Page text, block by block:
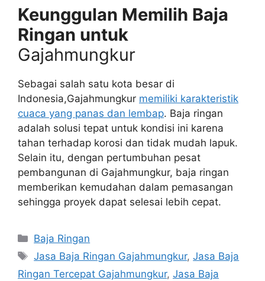
Keunggulan Memilih Baja
Ringan untuk
Gajahmungkur
Sebagai salah satu kota besar di
Indonesia,Gajahmungkur memiliki karakteristik
cuaca yang panas dan lembap. Baja ringan
adalah solusi tepat untuk kondisi ini karena
tahan terhadap korosi dan tidak mudah lapuk.
Selain itu, dengan pertumbuhan pesat
pembangunan di Gajahmungkur, baja ringan
memberikan kemudahan dalam pemasangan
sehingga proyek dapat selesai lebih cepat.
Categories
Baja Ringan
Tags
Jasa Baja Ringan Gajahmungkur,Jasa Baja
Ringan Tercepat Gajahmungkur, Jasa Baja